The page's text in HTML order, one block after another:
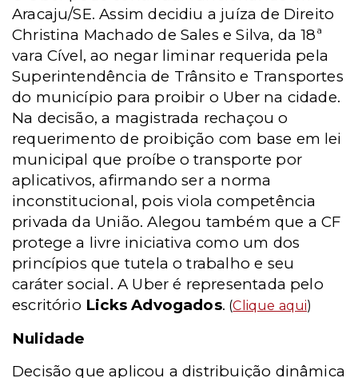
Aracaju/SE. Assim decidiu a juíza de Direito
Christina Machado de Sales e Silva, da 18ª
vara Cível, ao negar liminar requerida pela
Superintendência de Trânsito e Transportes
do município para proibir o Uber na cidade.
Na decisão, a magistrada rechaçou o
requerimento de proibição com base em lei
municipal que proíbe o transporte por
aplicativos, afirmando ser a norma
inconstitucional, pois viola competência
privada da União. Alegou também que a CF
protege a livre iniciativa como um dos
princípios que tutela o trabalho e seu
caráter social. A Uber é representada pelo
escritório Licks Advogados. (Clique aqui)
Nulidade
Decisão que aplicou a distribuição dinâmica